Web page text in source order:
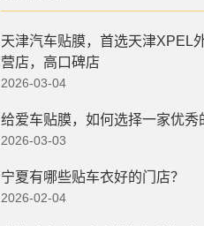
天津汽车贴膜，首选天津XPEL
营店，高口碑店
2026-03-04
给爱车贴膜，如何选择一家优秀
2026-03-03
宁夏有哪些贴车衣好的门店？
2026-02-04